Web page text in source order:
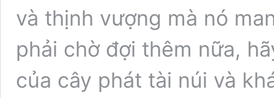
và thịnh vượng mà nó
phải chờ đợi thêm nữa,
của cây phát tài núi và